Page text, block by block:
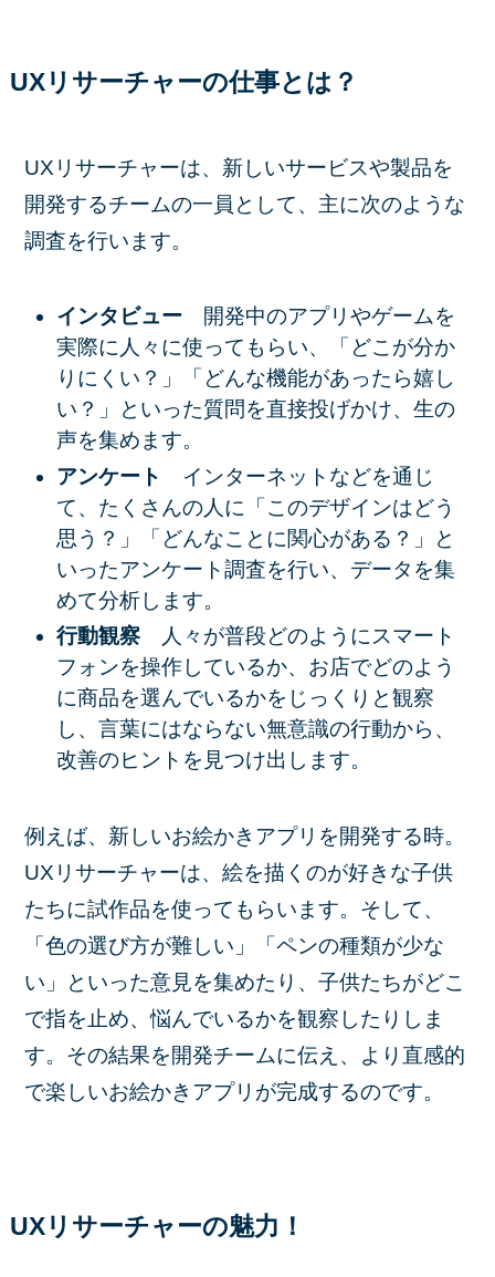
UXリサーチャーの仕事とは？
UXリサーチャーは、新しいサービスや製品を
開発するチームの一員として、主に次のような
調査を行います。
インタビュー 開発中のアプリやゲームを
実際に人々に使ってもらい、「どこが分か
りにくい？」「どんな機能があったら嬉し
い？」といった質問を直接投げかけ、生の
声を集めます。
アンケート インターネットなどを通じ
て、たくさんの人に「このデザインはどう
思う？」「どんなことに関心がある？」と
いったアンケート調査を行い、データを集
めて分析します。
行動観察
人々が普段どのようにスマート
フォンを操作しているか、お店でどのよう
に商品を選んでいるかをじっくりと観察
し、言葉にはならない無意識の行動から、
改善のヒントを見つけ出します。
例えば、新しいお絵かきアプリを開発する時。
UXリサーチャーは、絵を描くのが好きな子供
たちに試作品を使ってもらいます。そして、
「色の選び方が難しい」「ペンの種類が少な
い」といった意見を集めたり、子供たちがどこ
で指を止め、悩んでいるかを観察したりしま
す。その結果を開発チームに伝え、より直感的
で楽しいお絵かきアプリが完成するのです。
UXリサーチャーの魅力！